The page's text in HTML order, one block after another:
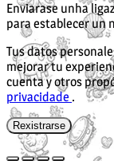
Enviarase unha
para establecer un
Tus datos
mejorar tu
cuenta y otros
privacidade .
Rexistrarse